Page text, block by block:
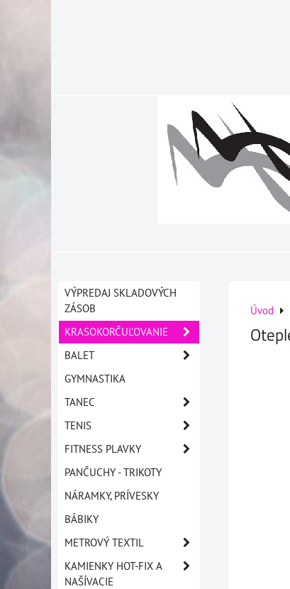
Úvod
VÝPREDAJ SKLADOVÝCH
ZÁSOB
KRASOKORČUĽOVANIE
BALET
GYMNASTIKA
TANEC
TENIS
FITNESS PLAVKY
PANČUCHY - TRIKOTY
NÁRAMKY, PRÍVESKY
BÁBIKY
METROVÝ TEXTIL
KAMIENKY HOT-FIX A
NAŠÍVACIE